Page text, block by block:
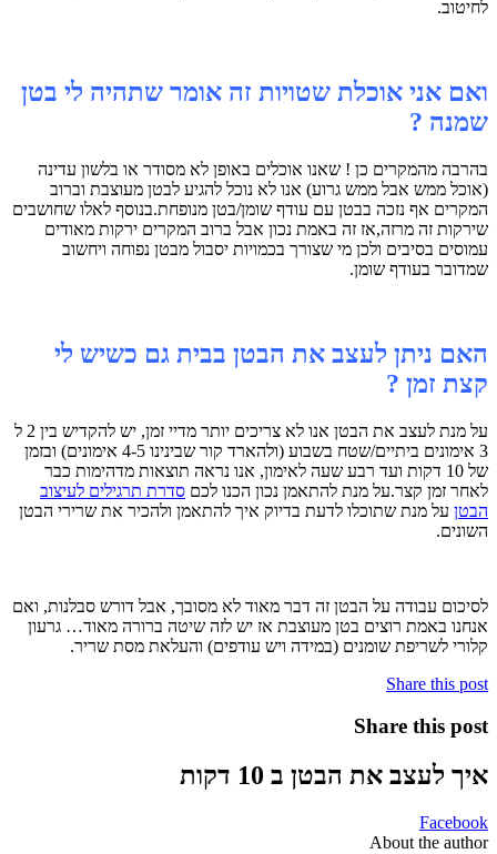
לחיטוב.
ואם אני אוכלת שטויות זה אומר שתהיה לי בטן
שמנה ?
בהרבה מהמקרים כן ! שאנו אוכלים באופן לא מסודר או בלשון עדינה
(אוכל ממש אבל ממש גרוע) אנו לא נוכל להגיע לבטן מעוצבת וברוב
המקרים אף נזכה בבטן עם עודף שומן/בטן מנופחת.בנוסף לאלו שחושבים
שירקות זה מרזה,אז זה באמת נכון אבל ברוב המקרים ירקות מאודים
עמוסים בסיבים ולכן מי שצורך בכמויות יסבול מבטן נפוחה ויחשוב
שמדובר בעודף שומן.
האם ניתן לעצב את הבטן בבית גם כשיש לי
קצת זמן ?
על מנת לעצב את הבטן אנו לא צריכים יותר מדיי זמן, יש להקדיש בין 2 ל
3 אימונים ביתיים/שטח בשבוע (ולהארד קור שבינינו 4-5 אימונים) ובזמן
של 10 דקות ועד רבע שעה לאימון, אנו נראה תוצאות מדהימות כבר
לאחר זמן קצר.על מנת להתאמן נכון הכנו לכם סדרת תרגילים לעיצוב
הבטן על מנת שתוכלו לדעת בדיוק איך להתאמן ולהכיר את שרירי הבטן
השונים.
לסיכום עבודה על הבטן זה דבר מאוד לא מסובך, אבל דורש סבלנות, ואם
אנחנו באמת רוצים בטן מעוצבת אז יש לזה שיטה ברורה מאוד… גרעון
קלורי לשריפת שומנים (במידה ויש עודפים) והעלאת מסת שריר.
Share this post
Share this post
איך לעצב את הבטן ב 10 דקות
Facebook
About the author